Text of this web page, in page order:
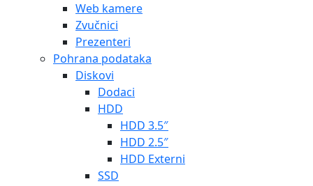
Web kamere
Zvučnici
Prezenteri
Pohrana podataka
Diskovi
Dodaci
HDD
HDD 3.5″
HDD 2.5″
HDD Externi
SSD